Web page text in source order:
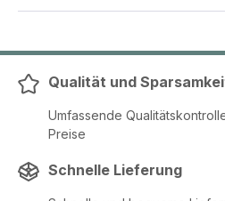
Qualität und
Umfassende
Preise
Schnelle Lieferung